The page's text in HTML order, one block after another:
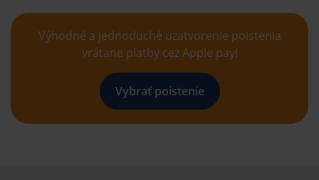
Výhodné a jednoduché uzatvorenie poistenia
vrátane platby cez Apple pay!
Vybrať poistenie